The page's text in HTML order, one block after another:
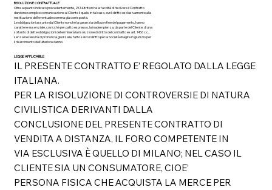
RISOLUZIONE CONTRATTUALE
Oltre a quanto indicato precedentemente, 2K Nutrition ha la facoltà di risolvere il Contratto
dandone semplice comunicazione al Cliente il quale, in tal caso, avrà diritto esclusivamente alla
restituzione dell'eventuale somma già corrisposta.
Le obbligazioni assunte dal Cliente nonché la garanzia del buon fine del pagamento, hanno
carattere essenziale, cosicché per patto espresso, la inadempienza, da parte del Cliente, di una
soltanto di dette obbligazioni determinerà la risoluzione di diritto del contratto ex art. 1456 c.c.,
senza necessità di pronuncia giudiziale, fatto salvo il diritto per la Società di agire in giudizio per
il risarcimento dell'ulteriore danno.
LEGGE APPLICABILE
IL PRESENTE CONTRATTO E’ REGOLATO DALLA LEGGE
ITALIANA.
PER LA RISOLUZIONE DI CONTROVERSIE DI NATURA
CIVILISTICA DERIVANTI DALLA
CONCLUSIONE DEL PRESENTE CONTRATTO DI
VENDITA A DISTANZA, IL FORO COMPETENTE IN
VIA ESCLUSIVA È QUELLO DI MILANO; NEL CASO IL
CLIENTE SIA UN CONSUMATORE, CIOE’
PERSONA FISICA CHE ACQUISTA LA MERCE PER